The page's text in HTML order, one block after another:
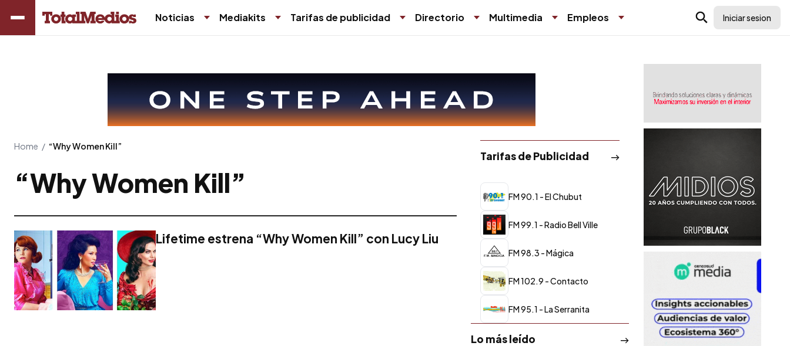
Noticias Mediakits Tarifas de publicidad Directorio Multimedia Empleos Iniciar sesion
Home / “Why Women Kill”
“Why Women Kill”
Lifetime estrena “Why Women Kill” con Lucy Liu
Tarifas de Publicidad
FM 90.1 - El Chubut
FM 99.1 - Radio Bell Ville
FM 98.3 - Mágica
FM 102.9 - Contacto
FM 95.1 - La Serranita
Lo más leído